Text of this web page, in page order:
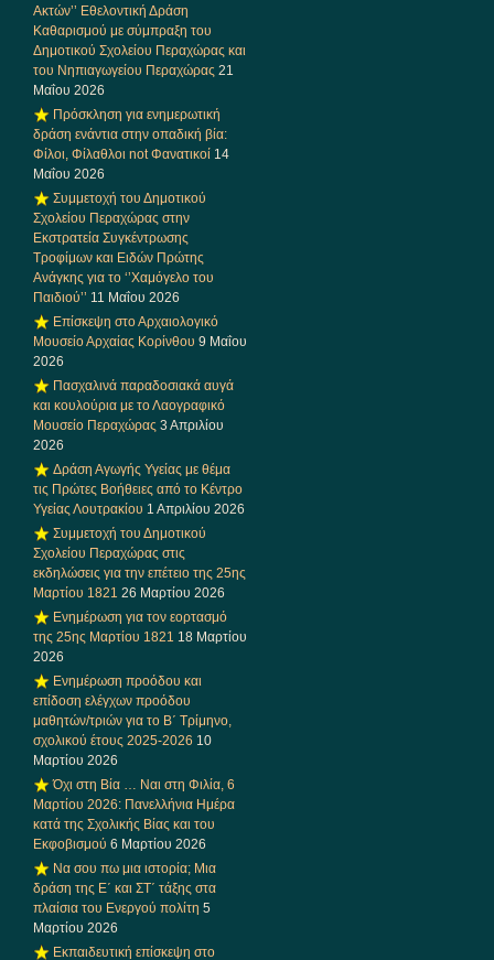
Ακτών’’ Εθελοντική Δράση
Καθαρισμού με σύμπραξη του
Δημοτικού Σχολείου Περαχώρας και
του Νηπιαγωγείου Περαχώρας 21
Μαΐου 2026
Πρόσκληση για ενημερωτική
δράση ενάντια στην οπαδική βία:
Φίλοι, Φίλαθλοι not Φανατικοί 14
Μαΐου 2026
Συμμετοχή του Δημοτικού
Σχολείου Περαχώρας στην
Εκστρατεία Συγκέντρωσης
Τροφίμων και Ειδών Πρώτης
Ανάγκης για το ‘’Χαμόγελο του
Παιδιού’’ 11 Μαΐου 2026
Επίσκεψη στο Αρχαιολογικό
Μουσείο Αρχαίας Κορίνθου 9 Μαΐου
2026
Πασχαλινά παραδοσιακά αυγά
και κουλούρια με το Λαογραφικό
Μουσείο Περαχώρας 3 Απριλίου
2026
Δράση Αγωγής Υγείας με θέμα
τις Πρώτες Βοήθειες από το Κέντρο
Υγείας Λουτρακίου 1 Απριλίου 2026
Συμμετοχή του Δημοτικού
Σχολείου Περαχώρας στις
εκδηλώσεις για την επέτειο της 25ης
Μαρτίου 1821 26 Μαρτίου 2026
Ενημέρωση για τον εορτασμό
της 25ης Μαρτίου 1821 18 Μαρτίου
2026
Ενημέρωση προόδου και
επίδοση ελέγχων προόδου
μαθητών/τριών για το Β΄ Τρίμηνο,
σχολικού έτους 2025-2026 10
Μαρτίου 2026
Όχι στη Βία … Ναι στη Φιλία, 6
Μαρτίου 2026: Πανελλήνια Ημέρα
κατά της Σχολικής Βίας και του
Εκφοβισμού 6 Μαρτίου 2026
Να σου πω μια ιστορία; Μια
δράση της Ε΄ και ΣΤ΄ τάξης στα
πλαίσια του Ενεργού πολίτη 5
Μαρτίου 2026
Εκπαιδευτική επίσκεψη στο